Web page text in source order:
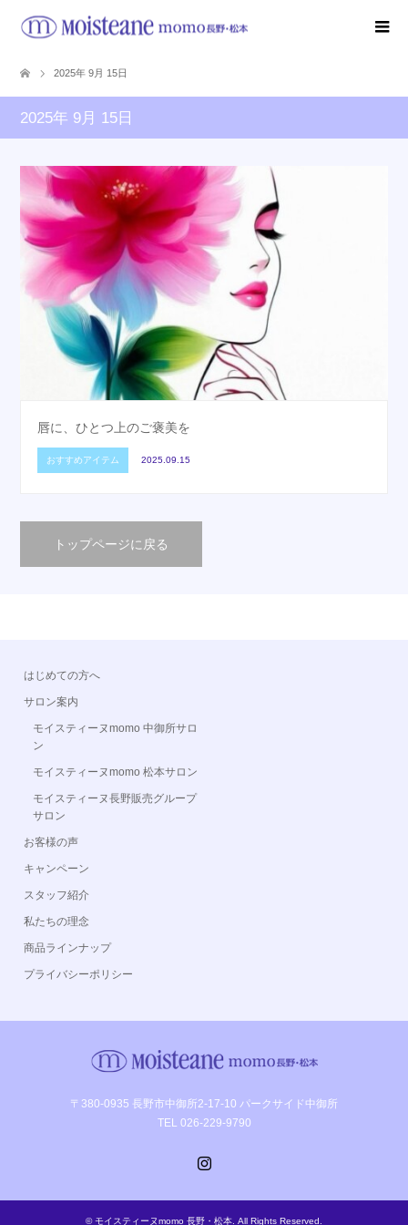
2025年 9月 15日
2025年 9月 15日
唇に、ひとつ上のご褒美を
おすすめアイテム 2025.09.15
トップページに戻る
はじめての方へ
サロン案内
モイスティーヌmomo 中御所サロ
ン
モイスティーヌmomo 松本サロン
モイスティーヌ長野販売グループ
サロン
お客様の声
キャンペーン
スタッフ紹介
私たちの理念
商品ラインナップ
プライバシーポリシー
〒380-0935 長野市中御所2-17-10 パークサイド中御所
TEL 026-229-9790
©モイスティーヌmomo 長野・松本 . All Rights Reserved.